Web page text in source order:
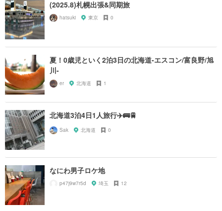
(2025.8)札幌出張&同期旅
hatsuki 東京 0
夏！0歳児といく2泊3日の北海道-エスコン/富良野/旭
川-
er 北海道 1
北海道3泊4日1人旅行✈️🚌🚆
Sak 北海道 0
なにわ男子ロケ地
p47j9w7r5d 埼玉 12